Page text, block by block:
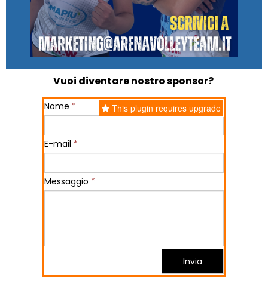
Vuoi diventare nostro sponsor?
This plugin requires upgrade
Nome *
E-mail *
Messaggio *
Invia